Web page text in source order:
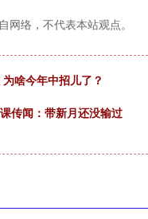
网络，不代表本站观点。
啥今年中招儿了？
传闻：带新月还没输过